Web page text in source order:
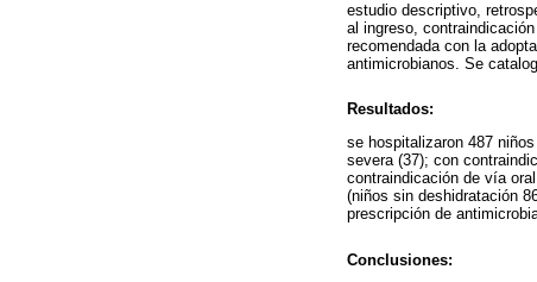
estudio descriptivo,
al ingreso,
recomendada con la
antimicrobianos. Se
Resultados:
se hospitalizaron 487
severa (37); con
contraindicación de vía
(niños sin deshidratación
prescripción de
Conclusiones: